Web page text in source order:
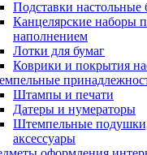
Подставки настольные
Канцелярские наборы
наполнением
Лотки для бумаг
Коврики и покрытия
Штампы и печати
Датеры и нумераторы
Штемпельные
аксессуары